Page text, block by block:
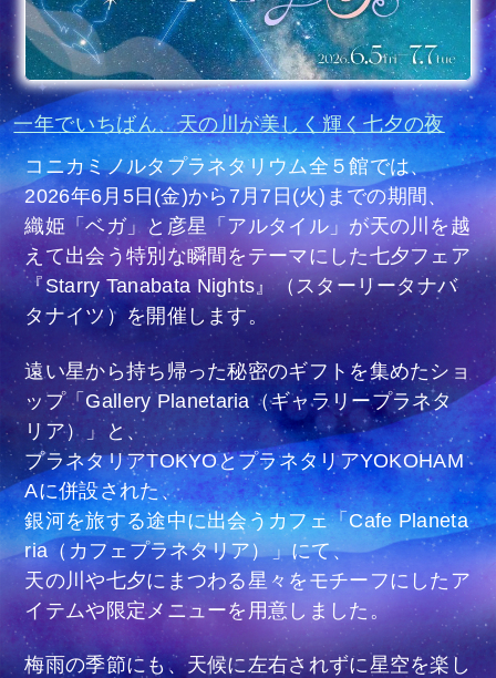
一年でいちばん、天の川が美しく輝く七夕の夜
コニカミノルタプラネタリウム全５館では、
2026年6月5日(金)から7月7日(火)までの期間、
織姫「ベガ」と彦星「アルタイル」が天の川を越
えて出会う特別な瞬間をテーマにした七夕フェア
『Starry Tanabata Nights』（スターリータナバ
タナイツ）を開催します。
遠い星から持ち帰った秘密のギフトを集めたショ
ップ「Gallery Planetaria（ギャラリープラネタ
リア）」と、
プラネタリアTOKYOとプラネタリアYOKOHAM
Aに併設された、
銀河を旅する途中に出会うカフェ「Cafe Planeta
ria（カフェプラネタリア）」にて、
天の川や七夕にまつわる星々をモチーフにしたア
イテムや限定メニューを用意しました。
梅雨の季節にも、天候に左右されずに星空を楽し